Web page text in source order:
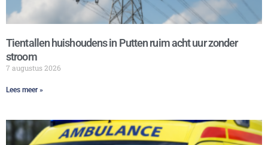
Tientallen huishoudens in Putten ruim acht uur zonder
stroom
7 augustus 2026
Lees meer »